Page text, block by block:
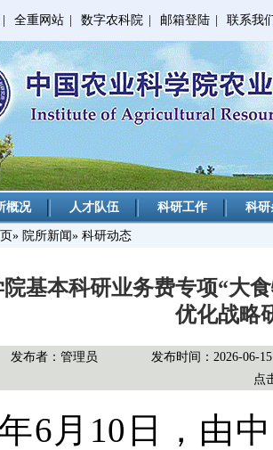
全重网站 数字农科院 邮箱登陆 联系我
概况 人才队伍 科研工作 科
» 院所新闻» 科研动态
基本科研业务费专项“大
优化战略
发布者：管理员
发布时间：2026-06-15
点
6月10日，由